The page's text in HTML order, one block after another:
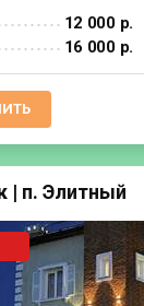
12 000 р.
16 000 р.
| п. Элитный